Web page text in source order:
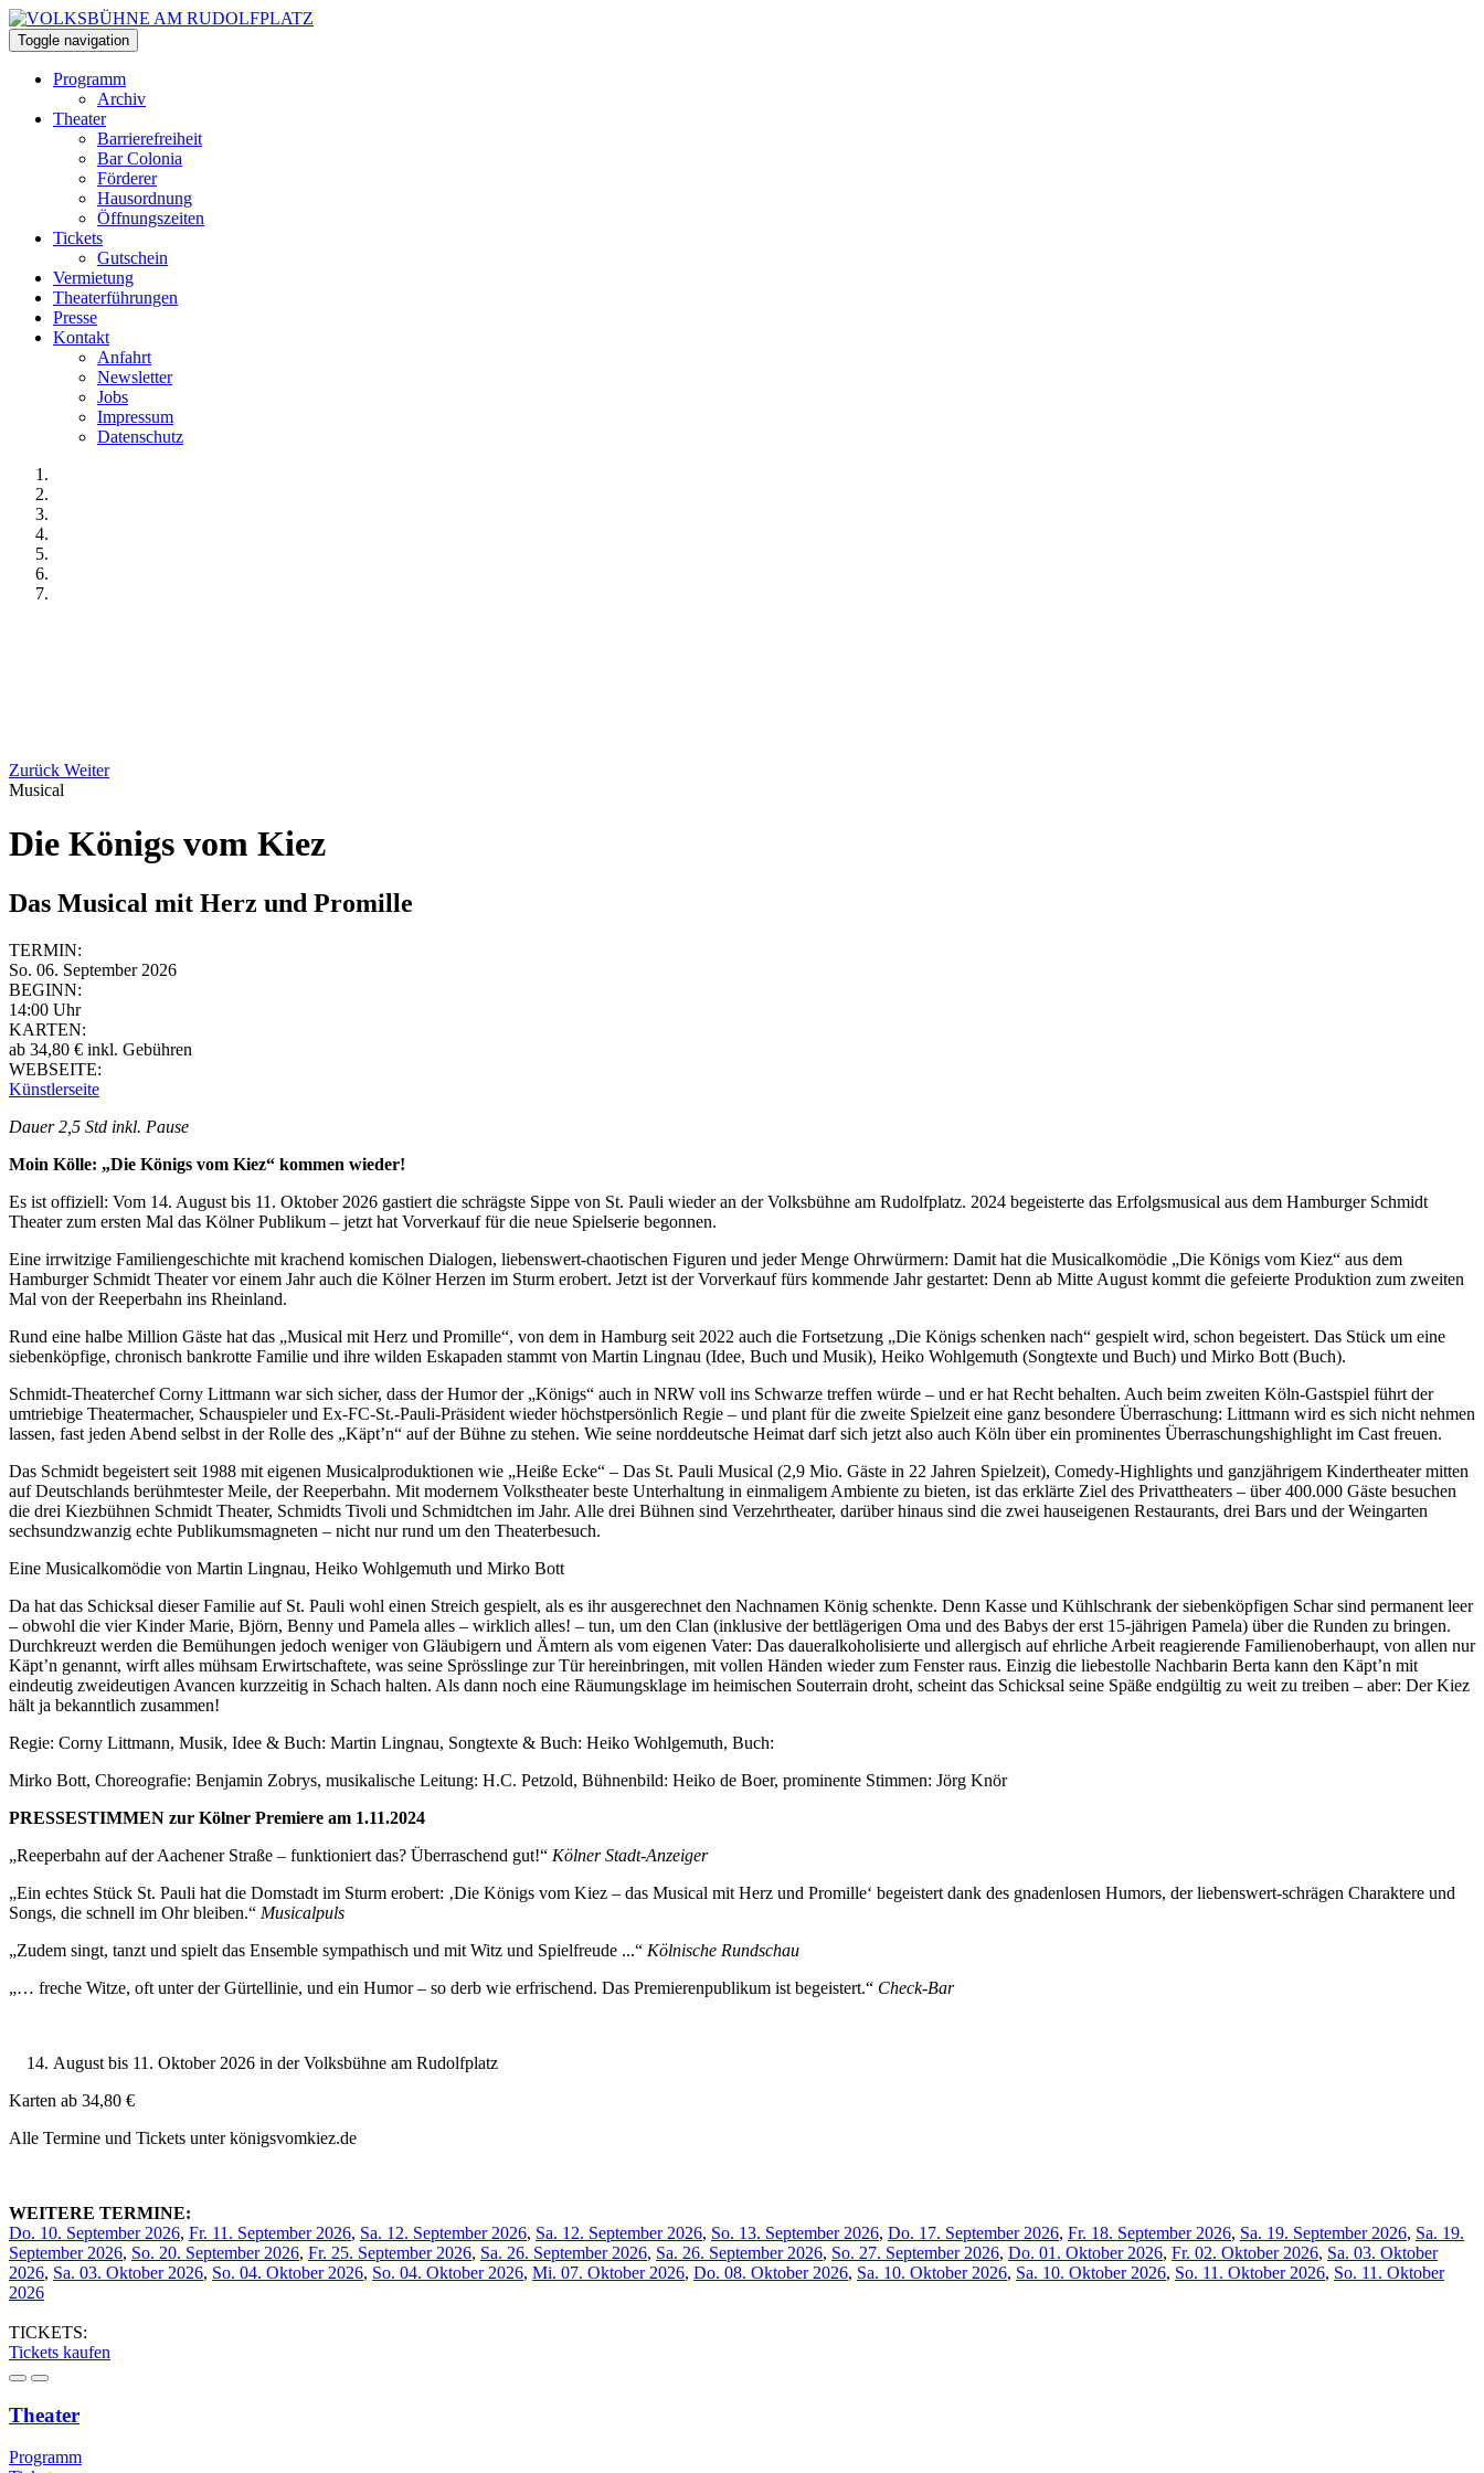
Toggle navigation
Programm
Archiv
Theater
Barrierefreiheit
Bar Colonia
Förderer
Hausordnung
Öffnungszeiten
Tickets
Gutschein
Vermietung
Theaterführungen
Presse
Kontakt
Anfahrt
Newsletter
Jobs
Impressum
Datenschutz
Zurück Weiter
Musical
Die Königs vom Kiez
Das Musical mit Herz und Promille
TERMIN:
So. 06. September 2026
BEGINN:
14:00 Uhr
KARTEN:
ab 34,80 € inkl. Gebühren
WEBSEITE:
Künstlerseite
Dauer 2,5 Std inkl. Pause
Moin Kölle: „Die Königs vom Kiez“ kommen wieder!
Es ist offiziell: Vom 14. August bis 11. Oktober 2026 gastiert die schrägste Sippe von St. Pauli wieder an der Volksbühne am Rudolfplatz. 2024 begeisterte das Erfolgsmusical aus dem Hamburger Schmidt
Theater zum ersten Mal das Kölner Publikum – jetzt hat Vorverkauf für die neue Spielserie begonnen.
Eine irrwitzige Familiengeschichte mit krachend komischen Dialogen, liebenswert-chaotischen Figuren und jeder Menge Ohrwürmern: Damit hat die Musicalkomödie „Die Königs vom Kiez“ aus dem
Hamburger Schmidt Theater vor einem Jahr auch die Kölner Herzen im Sturm erobert. Jetzt ist der Vorverkauf fürs kommende Jahr gestartet: Denn ab Mitte August kommt die gefeierte Produktion zum zweiten
Mal von der Reeperbahn ins Rheinland.
Rund eine halbe Million Gäste hat das „Musical mit Herz und Promille“, von dem in Hamburg seit 2022 auch die Fortsetzung „Die Königs schenken nach“ gespielt wird, schon begeistert. Das Stück um eine
siebenköpfige, chronisch bankrotte Familie und ihre wilden Eskapaden stammt von Martin Lingnau (Idee, Buch und Musik), Heiko Wohlgemuth (Songtexte und Buch) und Mirko Bott (Buch).
Schmidt-Theaterchef Corny Littmann war sich sicher, dass der Humor der „Königs“ auch in NRW voll ins Schwarze treffen würde – und er hat Recht behalten. Auch beim zweiten Köln-Gastspiel führt der
umtriebige Theatermacher, Schauspieler und Ex-FC-St.-Pauli-Präsident wieder höchstpersönlich Regie – und plant für die zweite Spielzeit eine ganz besondere Überraschung: Littmann wird es sich nicht nehmen
lassen, fast jeden Abend selbst in der Rolle des „Käpt’n“ auf der Bühne zu stehen. Wie seine norddeutsche Heimat darf sich jetzt also auch Köln über ein prominentes Überraschungshighlight im Cast freuen.
Das Schmidt begeistert seit 1988 mit eigenen Musicalproduktionen wie „Heiße Ecke“ – Das St. Pauli Musical (2,9 Mio. Gäste in 22 Jahren Spielzeit), Comedy-Highlights und ganzjährigem Kindertheater mitten
auf Deutschlands berühmtester Meile, der Reeperbahn. Mit modernem Volkstheater beste Unterhaltung in einmaligem Ambiente zu bieten, ist das erklärte Ziel des Privattheaters – über 400.000 Gäste besuchen
die drei Kiezbühnen Schmidt Theater, Schmidts Tivoli und Schmidtchen im Jahr. Alle drei Bühnen sind Verzehrtheater, darüber hinaus sind die zwei hauseigenen Restaurants, drei Bars und der Weingarten
sechsundzwanzig echte Publikumsmagneten – nicht nur rund um den Theaterbesuch.
Eine Musicalkomödie von Martin Lingnau, Heiko Wohlgemuth und Mirko Bott
Da hat das Schicksal dieser Familie auf St. Pauli wohl einen Streich gespielt, als es ihr ausgerechnet den Nachnamen König schenkte. Denn Kasse und Kühlschrank der siebenköpfigen Schar sind permanent leer
– obwohl die vier Kinder Marie, Björn, Benny und Pamela alles – wirklich alles! – tun, um den Clan (inklusive der bettlägerigen Oma und des Babys der erst 15-jährigen Pamela) über die Runden zu bringen.
Durchkreuzt werden die Bemühungen jedoch weniger von Gläubigern und Ämtern als vom eigenen Vater: Das daueralkoholisierte und allergisch auf ehrliche Arbeit reagierende Familienoberhaupt, von allen nur
Käpt’n genannt, wirft alles mühsam Erwirtschaftete, was seine Sprösslinge zur Tür hereinbringen, mit vollen Händen wieder zum Fenster raus. Einzig die liebestolle Nachbarin Berta kann den Käpt’n mit
eindeutig zweideutigen Avancen kurzzeitig in Schach halten. Als dann noch eine Räumungsklage im heimischen Souterrain droht, scheint das Schicksal seine Späße endgültig zu weit zu treiben – aber: Der Kiez
hält ja bekanntlich zusammen!
Regie: Corny Littmann, Musik, Idee & Buch: Martin Lingnau, Songtexte & Buch: Heiko Wohlgemuth, Buch:
Mirko Bott, Choreografie: Benjamin Zobrys, musikalische Leitung: H.C. Petzold, Bühnenbild: Heiko de Boer, prominente Stimmen: Jörg Knör
PRESSESTIMMEN zur Kölner Premiere am 1.11.2024
„Reeperbahn auf der Aachener Straße – funktioniert das? Überraschend gut!“ Kölner Stadt-Anzeiger
„Ein echtes Stück St. Pauli hat die Domstadt im Sturm erobert: ‚Die Königs vom Kiez – das Musical mit Herz und Promille‘ begeistert dank des gnadenlosen Humors, der liebenswert-schrägen Charaktere und
Songs, die schnell im Ohr bleiben.“ Musicalpuls
„Zudem singt, tanzt und spielt das Ensemble sympathisch und mit Witz und Spielfreude ...“ Kölnische Rundschau
„… freche Witze, oft unter der Gürtellinie, und ein Humor – so derb wie erfrischend. Das Premierenpublikum ist begeistert.“ Check-Bar
August bis 11. Oktober 2026 in der Volksbühne am Rudolfplatz
Karten ab 34,80 €
Alle Termine und Tickets unter königsvomkiez.de
WEITERE TERMINE:
Do. 10. September 2026, Fr. 11. September 2026, Sa. 12. September 2026, Sa. 12. September 2026, So. 13. September 2026, Do. 17. September 2026, Fr. 18. September 2026, Sa. 19. September 2026, Sa. 19.
September 2026, So. 20. September 2026, Fr. 25. September 2026, Sa. 26. September 2026, Sa. 26. September 2026, So. 27. September 2026, Do. 01. Oktober 2026, Fr. 02. Oktober 2026, Sa. 03. Oktober
2026, Sa. 03. Oktober 2026, So. 04. Oktober 2026, So. 04. Oktober 2026, Mi. 07. Oktober 2026, Do. 08. Oktober 2026, Sa. 10. Oktober 2026, Sa. 10. Oktober 2026, So. 11. Oktober 2026, So. 11. Oktober
2026
TICKETS:
Tickets kaufen
Theater
Programm